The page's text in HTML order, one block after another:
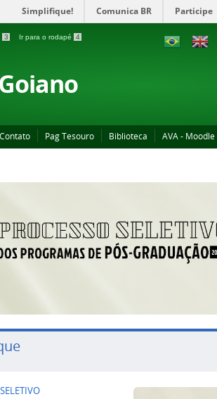
Simplifique! Comunica BR Participe
3 Ir para o rodapé 4
Contato Pag Tesouro Biblioteca AVA - Moodle